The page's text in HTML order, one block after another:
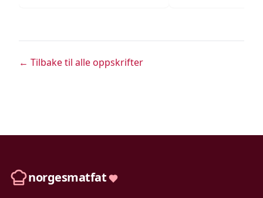
← Tilbake til alle oppskrifter
norgesmatfat